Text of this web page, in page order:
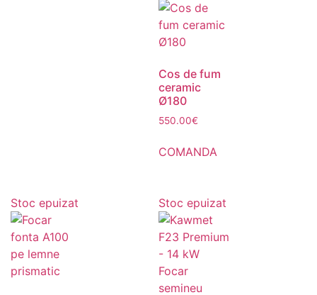
Cos de fum
ceramic
Ø180
550.00€
COMANDA
Stoc epuizat Stoc epuizat